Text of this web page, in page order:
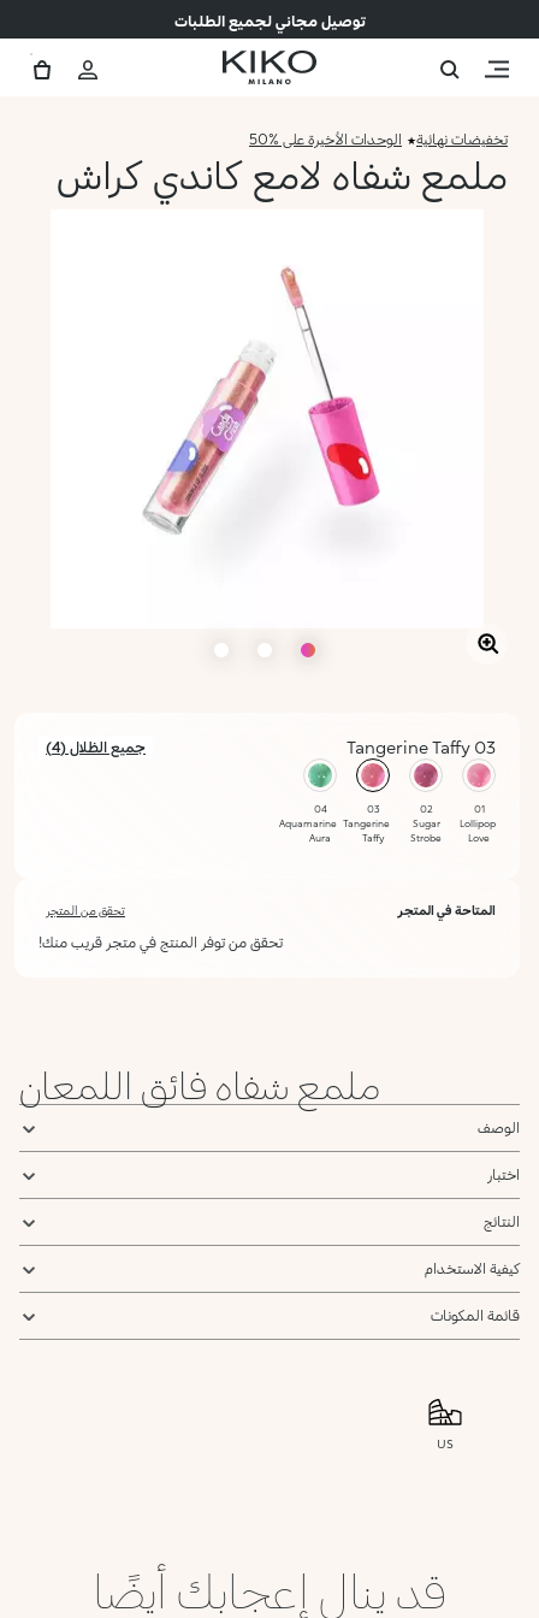
توصيل مجاني لجميع الطلبات
تخفيضات نهائية الوحدات الأخيرة على %50
ملمع شفاه لامع كاندي كراش
03 Tangerine Taffy جميع الظلال (4)
01
Lollipop
Love
02
Sugar
Strobe
محدد
03
Tangerine
Taffy
04
Aquamarine
Aura
المتاحة في المتجر تحقق من المتجر
تحقق من توفر المنتج في متجر قريب منك!
ملمع شفاه فائق اللمعان
الوصف
اختبار
النتائج
كيفية الاستخدام
قائمة المكونات
US
قد ينال إعجابك أيضًا